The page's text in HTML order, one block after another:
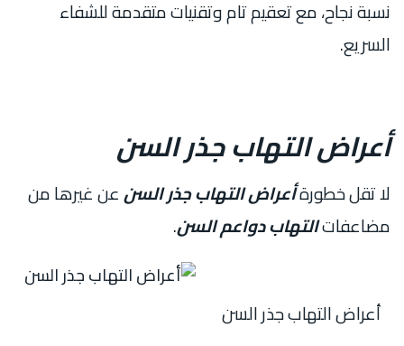
نسبة نجاح، مع تعقيم تام وتقنيات متقدمة للشفاء
السريع.
أعراض التهاب جذر السن
لا تقل خطورةأعراض التهاب جذر السنعن غيرها من
مضاعفاتالتهاب دواعم السن.
أعراض التهاب جذر السن